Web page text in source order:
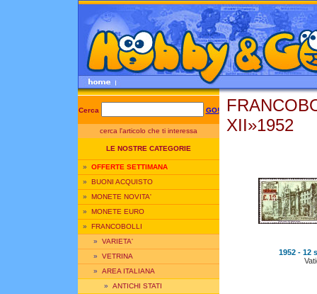
Cerca GO!
cerca l'articolo che ti interessa
LE NOSTRE CATEGORIE
» OFFERTE SETTIMANA
» BUONI ACQUISTO
» MONETE NOVITA'
» MONETE EURO
» FRANCOBOLLI
» VARIETA'
» VETRINA
» AREA ITALIANA
» ANTICHI STATI
XII»1952
1952 - 12